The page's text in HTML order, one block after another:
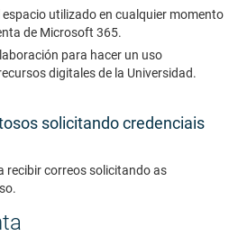
utilizado en cualquier momento
de Microsoft 365.
para hacer un uso
digitales de la Universidad.
solicitando credenciais
recibir correos solicitando as